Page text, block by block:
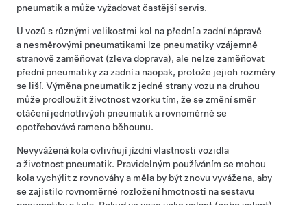
pneumatik a může vyžadovat častější servis.
U vozů s různými velikostmi kol na přední a zadní nápravě
a nesměrovými pneumatikami lze pneumatiky vzájemně
stranově zaměňovat (zleva doprava), ale nelze zaměňovat
přední pneumatiky za zadní a naopak, protože jejich rozměry
se liší. Výměna pneumatik z jedné strany vozu na druhou
může prodloužit životnost vzorku tím, že se změní směr
otáčení jednotlivých pneumatik a rovnoměrně se
opotřebovává rameno běhounu.
Nevyvážená kola ovlivňují jízdní vlastnosti vozidla
a životnost pneumatik. Pravidelným používáním se mohou
kola vychýlit z rovnováhy a měla by být znovu vyvážena, aby
se zajistilo rovnoměrné rozložení hmotnosti na sestavu